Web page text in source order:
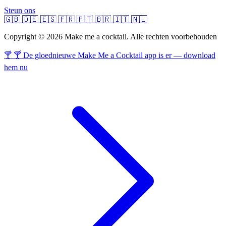
Steun ons
🇬🇧 🇩🇪 🇪🇸 🇫🇷 🇵🇹 🇧🇷 🇮🇹 🇳🇱
Copyright © 2026 Make me a cocktail. Alle rechten voorbehouden
🍸 🍸 De gloednieuwe Make Me a Cocktail app is er — download
hem nu